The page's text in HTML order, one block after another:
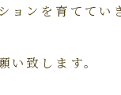
ョンを育ててい
い致します。